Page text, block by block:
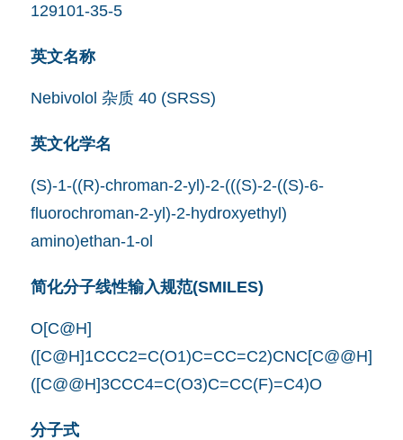
129101-35-5
英文名称
Nebivolol 杂质 40 (SRSS)
英文化学名
(S)-1-((R)-chroman-2-yl)-2-(((S)-2-((S)-6-
fluorochroman-2-yl)-2-hydroxyethyl)
amino)ethan-1-ol
简化分子线性输入规范(SMILES)
O[C@H]
([C@H]1CCC2=C(O1)C=CC=C2)CNC[C@@H]
([C@@H]3CCC4=C(O3)C=CC(F)=C4)O
分子式